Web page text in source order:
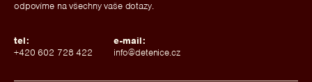
odpovíme na všechny vaše dotazy.
tel:
+420 602 728 422
e-mail:
info@detenice.cz